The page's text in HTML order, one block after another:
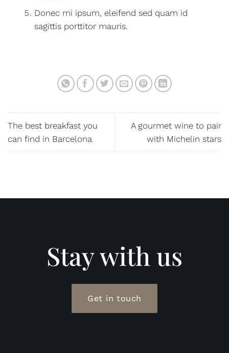
Donec mi ipsum, eleifend sed quam id
sagittis porttitor mauris.
The best breakfast you
can find in Barcelona
A gourmet wine to pair
with Michelin stars
Stay with us
Get in touch